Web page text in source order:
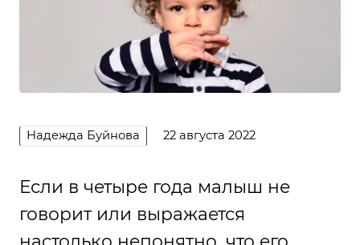
Надежда Буйнова 22 августа 2022
Если в четыре года малыш не
говорит или выражается
настолько непонятно, что его